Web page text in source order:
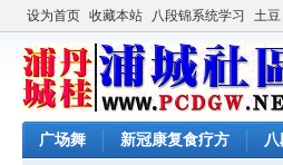
设为首页 收藏本站 八段锦系统学习 土豆
广场舞 新冠康复食疗方